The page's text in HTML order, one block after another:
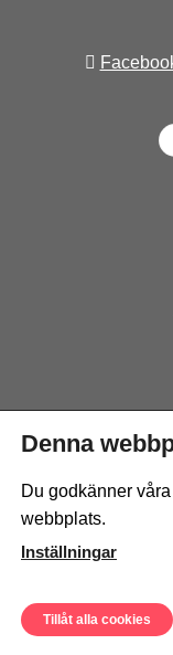
This site is protected
© Sweeto
Denna
Du godkänner
webbplats.
Inställningar
Tillåt alla cookies